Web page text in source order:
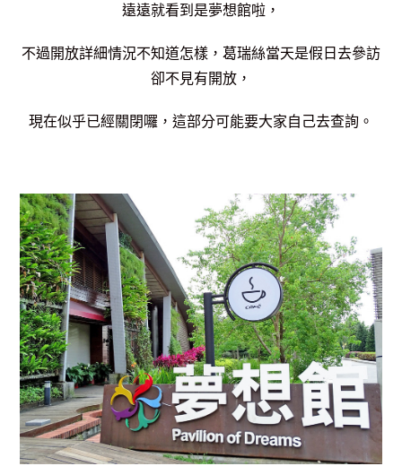
遠遠就看到是夢想館啦，
不過開放詳細情況不知道怎樣，葛瑞絲當天是假日去參訪
卻不見有開放，
現在似乎已經關閉囉，這部分可能要大家自己去查詢。